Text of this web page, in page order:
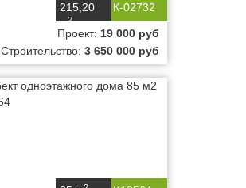
К-02732
215,20
м2
Проект: 19 000 руб
Строительство: 3 650 000 руб